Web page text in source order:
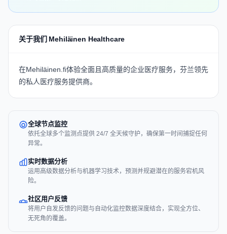
关于我们 Mehiläinen Healthcare
在Mehiläinen.fi体验全面且高质量的企业医疗服务，芬兰领先
的私人医疗服务提供商。
全球节点监控
依托全球多个监测点提供 24/7 全天候守护，确保第一时间捕捉任何
异常。
实时数据分析
运用高级数据分析与机器学习技术，预测并规避潜在的服务宕机风
险。
社区用户反馈
将用户自发反馈的问题与自动化监控数据深度结合，实现全方位、
无死角的覆盖。